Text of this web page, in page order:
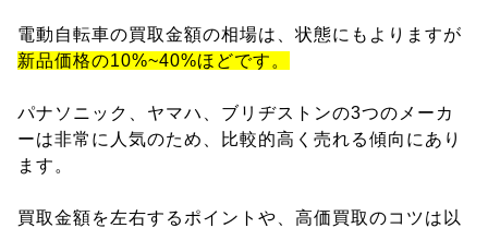
電動自転車の買取金額の相場は、状態にもよりますが
新品価格の10%~40%ほどです。
パナソニック、ヤマハ、ブリヂストンの3つのメーカ
ーは非常に人気のため、比較的高く売れる傾向にあり
ます。
買取金額を左右するポイントや、高価買取のコツは以